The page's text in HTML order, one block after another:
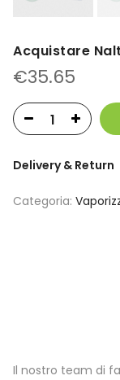
Acquistare
€35.65
Delivery & Return
Categoria:
Il nostro team di